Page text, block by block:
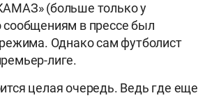
(больше только у
сообщениям в прессе был
Однако сам футболист
лиге.
целая очередь. Ведь где еще